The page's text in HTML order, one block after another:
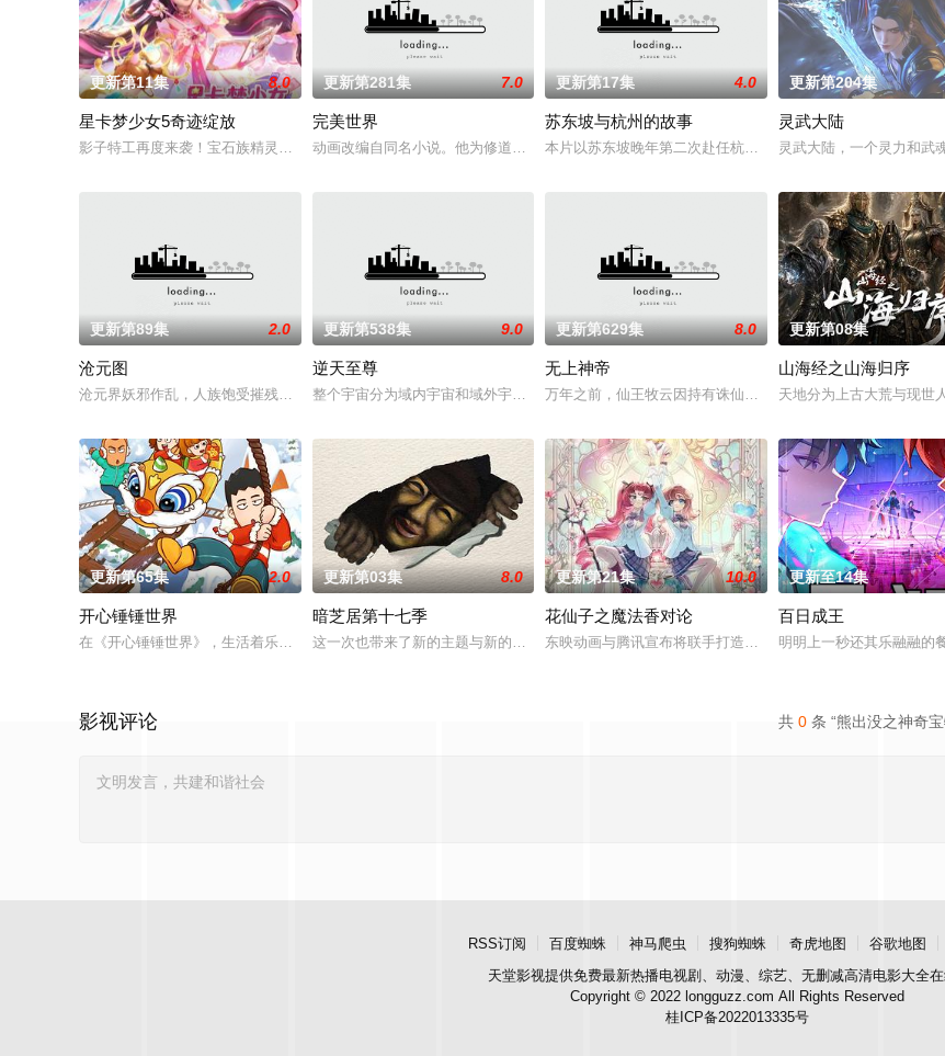
更新第11集 8.0
星卡梦少女5奇迹绽放
影子特工再度来袭！宝石族精灵竟然成了关键所在！东方桃子与伙伴们一边为救治师父森木宇冲击仙
更新第281集 7.0
完美世界
动画改编自同名小说。他为修道而生，为应劫而至，他身化亿万血雨，洒落万古岁月，经历无数时空
更新第17集 4.0
苏东坡与杭州的故事
本片以苏东坡晚年第二次赴任杭州，与老友佛印（一心想将苏
更新第204集
灵武大陆
灵武大陆，一个灵力和武
更新第89集 2.0
沧元图
沧元界妖邪作乱，人族饱受摧残，主角孟川自小立下为母复仇的誓言，以镜湖道院为起点，凭借坚毅
更新第538集 9.0
逆天至尊
整个宇宙分为域内宇宙和域外宇宙，两个宇宙彼此为敌，域外宇宙由天魔统治，域内宇宙分为神界，
更新第629集 8.0
无上神帝
万年之前，仙王牧云因持有诛仙图而遭人暗算，残魂沉睡万年之
更新第08集
山海经之山海归序
天地分为上古大荒与现世
更新第65集 2.0
开心锤锤世界
在《开心锤锤世界》，生活着乐观善良的少年锤锤和他性格各异的家人朋友们，他们在日常琐事中脑
更新第03集 8.0
暗芝居第十七季
这一次也带来了新的主题与新的恐怖演出，充满了令人脊背发凉的故事。负责演唱片尾主题曲的二人
更新第21集 10.0
花仙子之魔法香对论
东映动画与腾讯宣布将联手打造『花仙子』全新动画新作将继
更新至14集
百日成王
明明上一秒还其乐融融的
共 0 条 “熊出没之神奇
影视评论
RSS订阅 百度蜘蛛 神马爬虫 搜狗蜘蛛 奇虎地图 谷歌地图
天堂影视提供免费最新热播电视剧、动漫、综艺、无删减高清电影大全
Copyright © 2022 longguzz.com All Rights Reserved
桂ICP备2022013335号